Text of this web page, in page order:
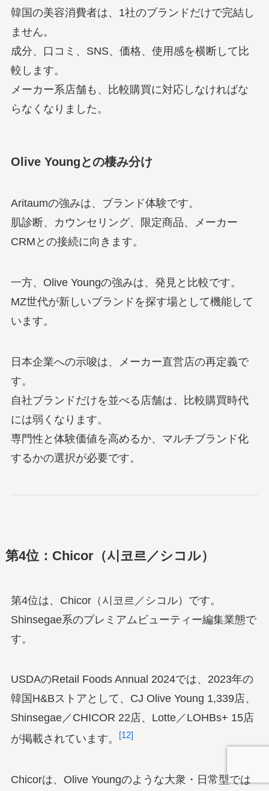
韓国の美容消費者は、1社のブランドだけで完結し
ません。
成分、口コミ、SNS、価格、使用感を横断して比
較します。
メーカー系店舗も、比較購買に対応しなければな
らなくなりました。
Olive Youngとの棲み分け
Aritaumの強みは、ブランド体験です。
肌診断、カウンセリング、限定商品、メーカー
CRMとの接続に向きます。
一方、Olive Youngの強みは、発見と比較です。
MZ世代が新しいブランドを探す場として機能して
います。
日本企業への示唆は、メーカー直営店の再定義で
す。
自社ブランドだけを並べる店舗は、比較購買時代
には弱くなります。
専門性と体験価値を高めるか、マルチブランド化
するかの選択が必要です。
第4位：Chicor（시코르／シコル）
第4位は、Chicor（시코르／シコル）です。
Shinsegae系のプレミアムビューティー編集業態で
す。
USDAのRetail Foods Annual 2024では、2023年の
韓国H&Bストアとして、CJ Olive Young 1,339店、
Shinsegae／CHICOR 22店、Lotte／LOHBs+ 15店
が掲載されています。
[12]
Chicorは、Olive Youngのような大衆・日常型では